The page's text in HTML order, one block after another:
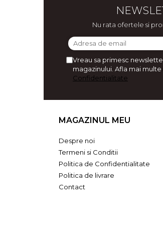
Ateliere - planse cu nisip colorat
Nu rata ofertele si
Vreau sa primesc
magazinului. Afla mai multe
Confidentialitate
MAGAZINUL MEU
Despre noi
Termeni si Conditii
Politica de Confidentialitate
Politica de livrare
Contact